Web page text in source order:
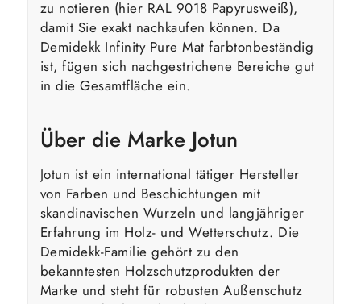
zu notieren (hier RAL 9018 Papyrusweiß),
damit Sie exakt nachkaufen können. Da
Demidekk Infinity Pure Mat farbtonbeständig
ist, fügen sich nachgestrichene Bereiche gut
in die Gesamtfläche ein.
Über die Marke Jotun
Jotun ist ein international tätiger Hersteller
von Farben und Beschichtungen mit
skandinavischen Wurzeln und langjähriger
Erfahrung im Holz- und Wetterschutz. Die
Demidekk-Familie gehört zu den
bekanntesten Holzschutzprodukten der
Marke und steht für robusten Außenschutz